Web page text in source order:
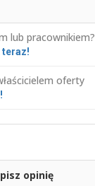
lub pracownikiem?
teraz!
oferty
opinię